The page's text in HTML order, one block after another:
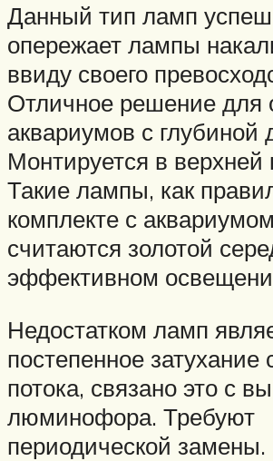
Данный тип ламп
опережает лампы
ввиду своего
Отличное решение для
аквариумов с глубиной
Монтируется в верхней
Такие лампы, как
комплекте с
считаются золотой
эффективном
Недостатком ламп
постепенное затухание
потока, связано это с
люминофора. Требуют
периодической замены.